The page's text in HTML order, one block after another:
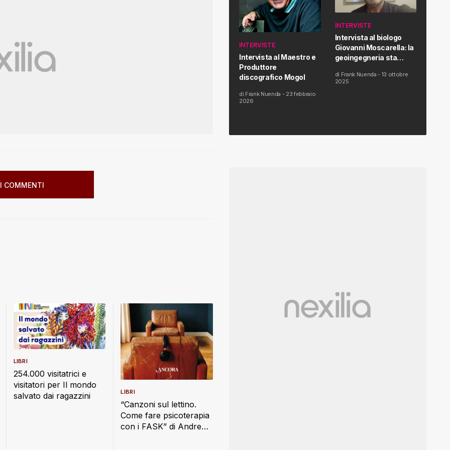
COMMENTI
254.000 visitatrici e
visitatori per Il mondo
salvato dai ragazzini
LIBRI
“Canzoni sul lettino.
Come fare psicoterapia
con i FASK” di Andrea
LIBRI
INTERVISTE
Intervista al Maestro e
Produttore
discografico Mogol
di Frank Nuenda - 23 febbraio
2026
INTERVISTE
Intervista al biologo
Giovanni Moscarella: la
geoingegneria sta
salute dell’uomo
di Frank Nuenda - 13 ottobre
2025